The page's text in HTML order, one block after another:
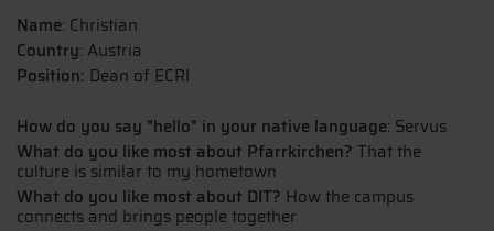
Name: Christian
Country: Austria
Position: Dean of ECRI
How do you say "hello" in your native language: Servus
What do you like most about Pfarrkirchen? That the
culture is similar to my hometown
What do you like most about DIT? How the campus
connects and brings people together